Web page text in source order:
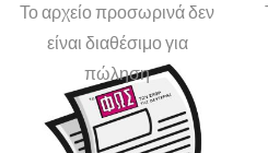
Το αρχείο προσωρινά δεν
είναι διαθέσιμο για
πώληση